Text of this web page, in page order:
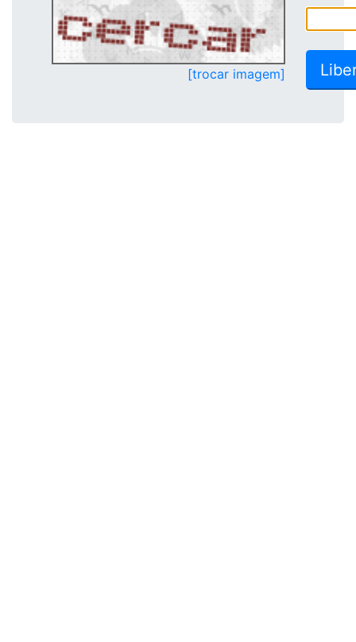
[trocar imagem]